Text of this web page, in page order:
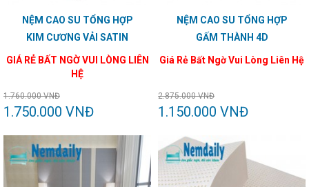
NỆM CAO SU TỔNG HỢP
KIM CƯƠNG VẢI SATIN
GIÁ RẺ BẤT NGỜ VUI LÒNG LIÊN
HỆ
1.760.000 VNĐ
1.750.000 VNĐ
NỆM CAO SU TỔNG HỢP
GẤM THÀNH 4D
Giá Rẻ Bất Ngờ Vui Lòng Liên Hệ
2.875.000 VNĐ
1.150.000 VNĐ